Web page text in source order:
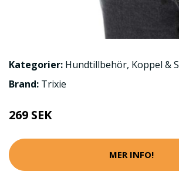
Kategorier: Hundtillbehör, Koppel &
Brand: Trixie
269 SEK
MER INFO!